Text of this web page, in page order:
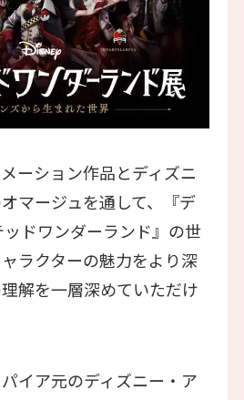
ーション作品とディズニ
マージュを通して、『デ
ドワンダーランド』の世
ラクターの魅力をより深
解を一層深めていただけ
イア元のディズニー・ア